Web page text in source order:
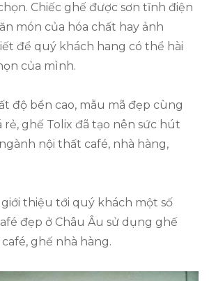
Chiếc ghế được sơn tĩnh điện
món của hóa chất hay ảnh
để quý khách hang có thể hài
của mình.
độ bền cao, mẫu mã đẹp cùng
rẻ, ghế Tolix đã tạo nên sức hút
nội thất café, nhà hàng,
giới thiệu tới quý khách một số
đẹp ở Châu Âu sử dụng ghế
ghế nhà hàng.